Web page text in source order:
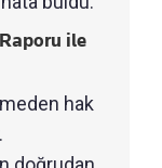
ile
hak